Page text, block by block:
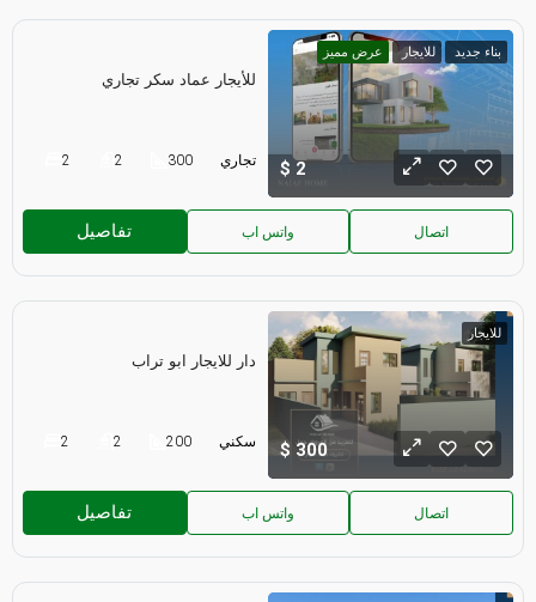
بناء جديد للايجار عرض مميز
2
للأيجار عماد سكر تجاري
2 2 300 تجاري
تفاصيل واتس اب اتصال
للايجار
300
دار للايجار ابو تراب
2 2 200 سكني
تفاصيل واتس اب اتصال